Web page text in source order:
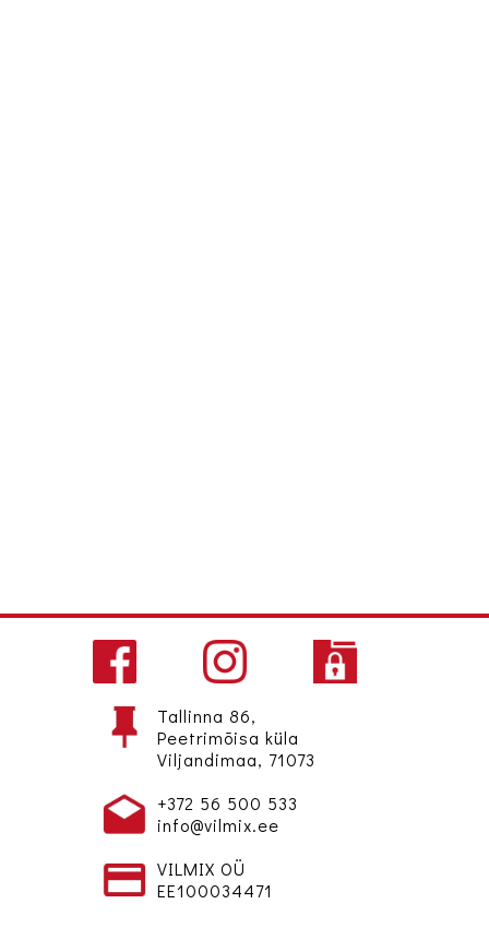
Tallinna 86,
Peetrimõisa küla
Viljandimaa, 71073
+372 56 500 533
info@vilmix.ee
VILMIX OÜ
EE100034471